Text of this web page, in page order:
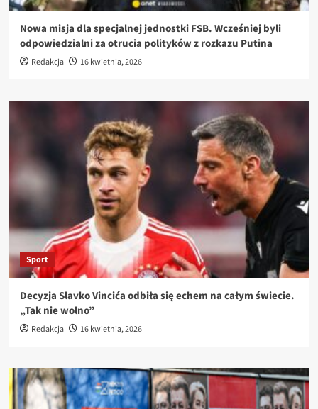
Nowa misja dla specjalnej jednostki FSB. Wcześniej byli
odpowiedzialni za otrucia polityków z rozkazu Putina
Redakcja 16 kwietnia, 2026
Sport
Decyzja Slavko Vincića odbiła się echem na całym świecie.
„Tak nie wolno”
Redakcja 16 kwietnia, 2026